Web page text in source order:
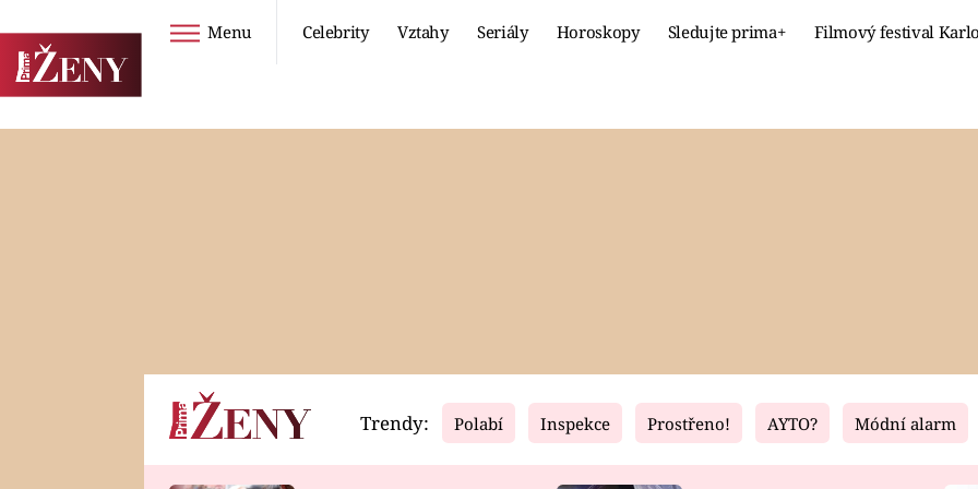
Menu Celebrity Vztahy Seriály Horoskopy Sledujte prima+ Filmový festival
Horoskopy Video Fresh Living
Trendy: Polabí Inspekce Prostřeno! AYTO? Módní alarm